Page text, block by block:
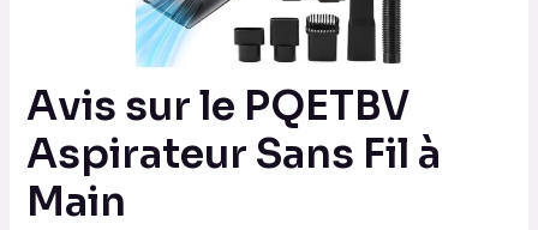
Avis sur le PQETBV
Aspirateur Sans Fil à
Main